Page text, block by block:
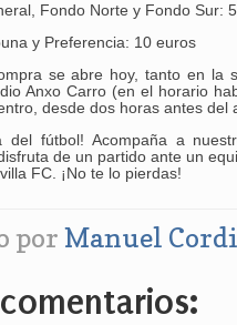
Fondo Norte y Fondo Sur: 5
y Preferencia: 10 euros
se abre hoy, tanto en la
Anxo Carro (en el horario
desde dos horas antes del
del fútbol! Acompaña a
de un partido ante un
FC. ¡No te lo pierdas!
por Manuel